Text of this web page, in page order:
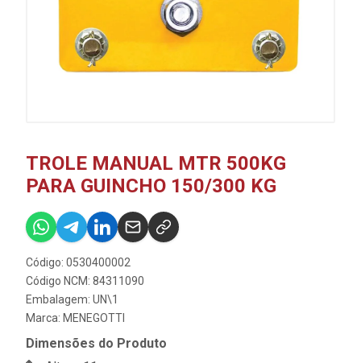
TROLE MANUAL MTR 500KG
PARA GUINCHO 150/300 KG
Código: 0530400002
Código NCM: 84311090
Embalagem: UN\1
Marca: MENEGOTTI
Dimensões do Produto